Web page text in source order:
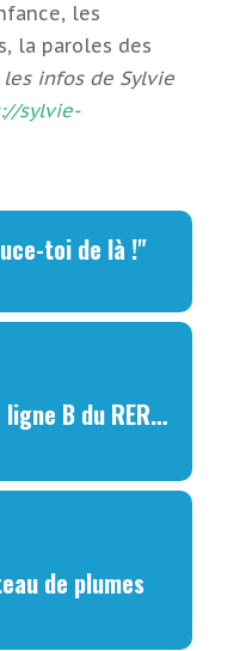
les
la paroles des
les infos de Sylvie
sylvie-
toi de là !"
B du RER…
de plumes